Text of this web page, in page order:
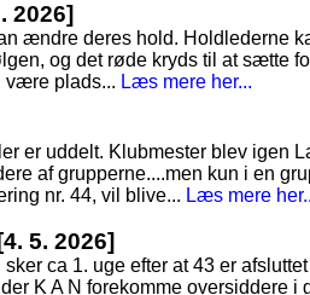
2026]
ændre deres hold. Holdlederne
og det røde kryds til at sætte
være plads... Læs mere her...
er uddelt. Klubmester blev igen
af grupperne....men kun i en
nr. 44, vil blive... Læs mere
[4. 5. 2026]
ca 1. uge efter at 43 er
K A N forekomme oversiddere i